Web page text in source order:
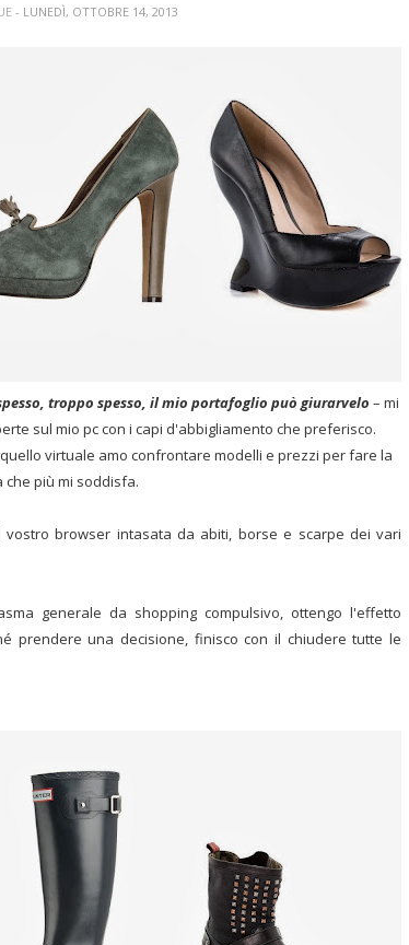
- LUNEDÌ, OTTOBRE 14, 2013
troppo spesso, il mio portafoglio può giurarvelo – mi
sul mio pc con i capi d'abbigliamento che preferisco.
virtuale amo confrontare modelli e prezzi per fare la
che più mi soddisfa.
browser intasata da abiti, borse e scarpe dei vari
generale da shopping compulsivo, ottengo l'effetto
prendere una decisione, finisco con il chiudere tutte le